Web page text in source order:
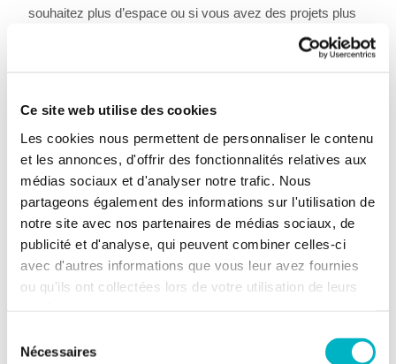
Ce site web utilise des cookies
Les cookies nous permettent de personnaliser le contenu
et les annonces, d'offrir des fonctionnalités relatives aux
médias sociaux et d'analyser notre trafic. Nous
partageons également des informations sur l'utilisation de
notre site avec nos partenaires de médias sociaux, de
publicité et d'analyse, qui peuvent combiner celles-ci
avec d'autres informations que vous leur avez fournies
ou qu'ils ont collectées lors de votre utilisation de leurs
Nécessaires
souhaitez plus d’espace ou si vous avez des projets plus
ambitieux, il est également possible d’acquérir les deux
parcelles ensemble, moyennant une offre intéressante.
cadre de vie paisible dans une rue agréable, tout en
bénéficiant d’une excellente accessibilité. De plus, des
commodités telles qu’une **école, une boulangerie et un
cabinet médical** se trouvent à distance de marche.
En résumé, un endroit idéal pour ceux qui souhaitent vivre
au calme sans renoncer au confort ni à l’accessibilité.
Intéressé(e) ? N’hésitez pas à nous contacter pour plus
d’informations !